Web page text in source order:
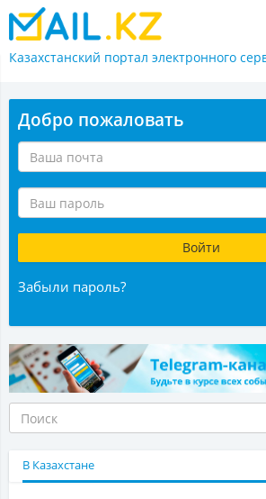
Казахстанский портал электронного
Добро пожаловать
Забыли пароль?
В Казахстане